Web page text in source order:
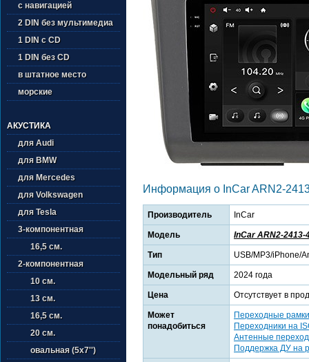
с навигацией
2 DIN без мультимедиа
1 DIN с CD
1 DIN без CD
в штатное место
морские
АКУСТИКА
для Audi
для BMW
для Mercedes
для Volkswagen
для Tesla
3-компонентная
16,5 см.
2-компонентная
10 см.
13 см.
16,5 см.
20 см.
овальная (5х7'')
Информация о InCar ARN2-
Производитель InCar
Модель InCar ARN2-2413-
Тип USB/MP3/iPhone/
Модельный ряд 2024 года
Цена Отсутствует в
Может
понадобиться
Переходные рамки
Переходники на
Антенные
Поддержка ДУ на